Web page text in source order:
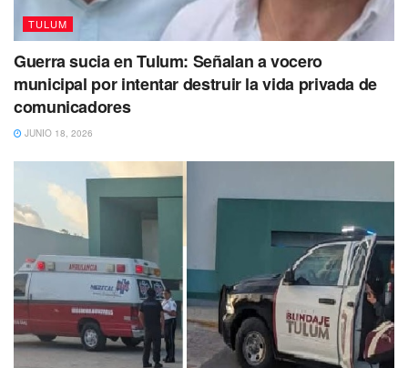
TULUM
Guerra sucia en Tulum: Señalan a vocero
municipal por intentar destruir la vida privada de
comunicadores
JUNIO 18, 2026